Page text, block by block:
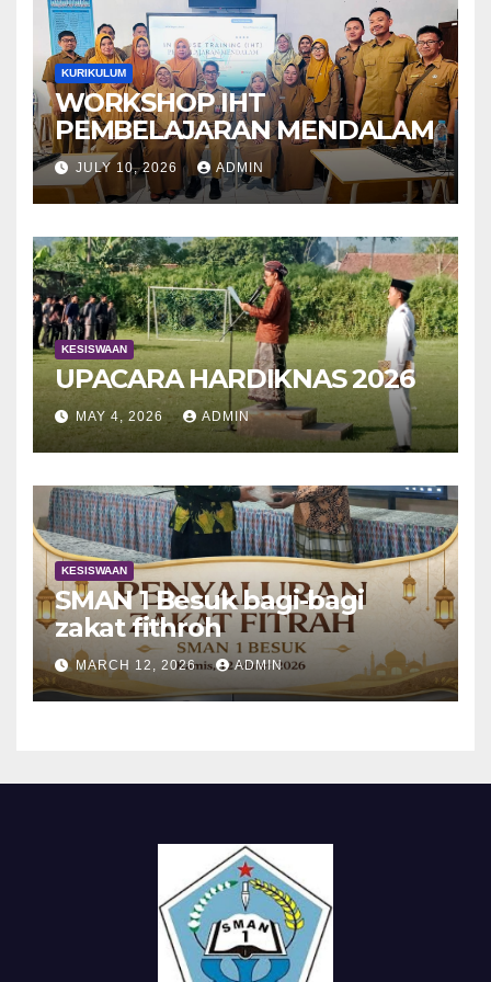
KURIKULUM
WORKSHOP IHT
PEMBELAJARAN MENDALAM
JULY 10, 2026 ADMIN
KESISWAAN
UPACARA HARDIKNAS 2026
MAY 4, 2026 ADMIN
KESISWAAN
SMAN 1 Besuk bagi-bagi
zakat fithroh
MARCH 12, 2026 ADMIN